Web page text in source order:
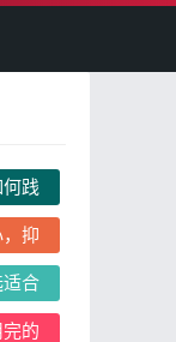
践
抑
缓
合
？
的